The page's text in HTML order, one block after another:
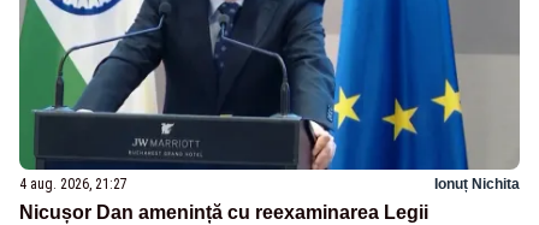
4 aug. 2026, 21:27 Ionuț Nichita
Nicușor Dan amenință cu reexaminarea Legii